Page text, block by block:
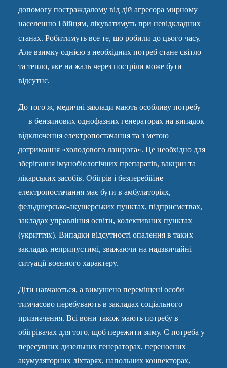
допомогу постраждалому від дій агресора мирному
населенню і бійцям, лікуватимуть при невідкладних
станах. Робитимуть все те, що робили до цього часу.
Але взимку однією з необхідних потреб стане світло
та тепло, яке на жаль через постріли може бути
відсутнє.
До того ж, медичні заклади мають особливу потребу
— в бензинових однофазних генераторах на випадок
відключення електропостачання та з метою
дотримання «холодового ланцюга». Це необхідно для
зберігання імунобіологічних препаратів, вакцин та
лікарських засобів. Обігрів і безперебійне
електропостачання має бути в амбулаторіях,
фельдшерсько-акушерських пунктах, підприємствах,
закладах управління освіти, колективних пунктах
(укриттях). Випадки відсутності опалення в таких
закладах неприпустимі, зважаючи на надзвичайні
ситуації воєнного характеру.
Діти навчаються, а вимушено переміщені особи
тимчасово перебувають в закладах соціального
призначення. Всі вони також мають потребу в
обігрівачах для того, щоб пережити зиму. Є потреба у
пересувних дизельних генераторах, переносних
акумуляторних ліхтарях, напольних конвекторах,